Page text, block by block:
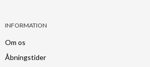
INFORMATION
Om os
Åbningstider